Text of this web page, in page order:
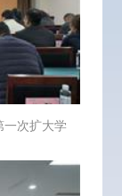
一次扩大学